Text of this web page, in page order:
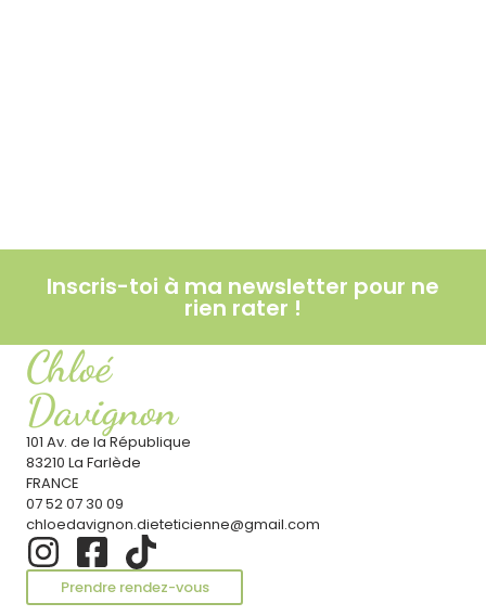
Inscris-toi à ma newsletter pour ne
rien rater !
Chloé
Davignon
101 Av. de la République
83210 La Farlède
FRANCE
07 52 07 30 09
chloedavignon.dieteticienne@gmail.com
Prendre rendez-vous